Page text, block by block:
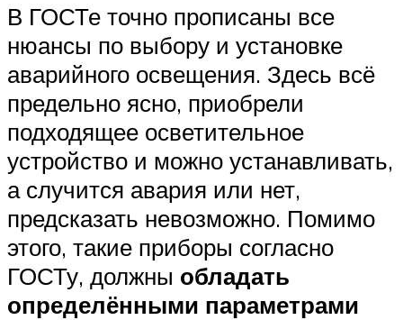
В ГОСТе точно прописаны все
нюансы по выбору и установке
аварийного освещения. Здесь всё
предельно ясно, приобрели
подходящее осветительное
устройство и можно устанавливать,
а случится авария или нет,
предсказать невозможно. Помимо
этого, такие приборы согласно
ГОСТу, должны обладать
определёнными параметрами